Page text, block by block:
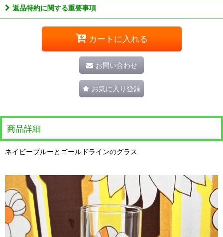
返品特約に関する重要事項
カートに入れる
お問い合わせ
お気に入り登録
商品詳細
ネイビーブルーとゴールドラインのグラス